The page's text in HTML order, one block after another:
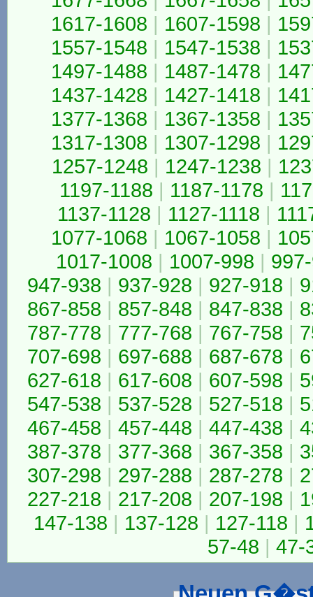
1617-1608 | 1607-1598 |
1557-1548 | 1547-1538 |
1497-1488 | 1487-1478 |
1437-1428 | 1427-1418 |
1377-1368 | 1367-1358 |
1317-1308 | 1307-1298 |
1257-1248 | 1247-1238 |
1197-1188 | 1187-1178 |
1137-1128 | 1127-1118 |
1077-1068 | 1067-1058 |
1017-1008 | 1007-998 |
947-938 | 937-928 | 927-918 |
867-858 | 857-848 | 847-838 |
787-778 | 777-768 | 767-758 |
707-698 | 697-688 | 687-678 |
627-618 | 617-608 | 607-598 |
547-538 | 537-528 | 527-518 |
467-458 | 457-448 | 447-438 |
387-378 | 377-368 | 367-358 |
307-298 | 297-288 | 287-278 |
227-218 | 217-208 | 207-198 |
147-138 | 137-128 | 127-118 |
57-48 | 47-